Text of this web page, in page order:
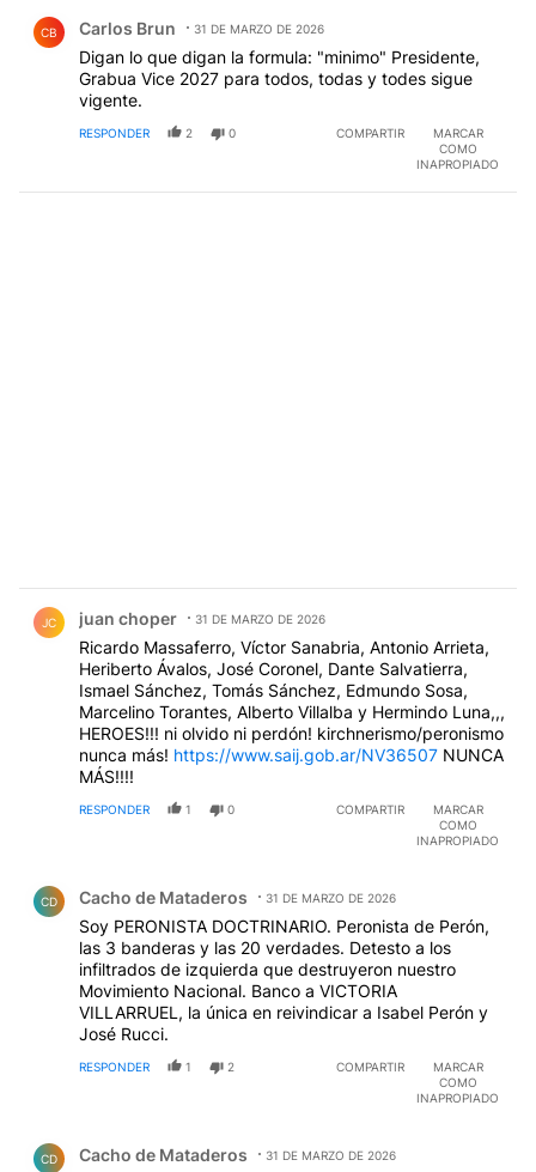
CB Carlos Brun 31 DE MARZO DE 2026
Digan lo que digan la formula: "minimo" Presidente,
Grabua Vice 2027 para todos, todas y todes sigue
vigente.
RESPONDER 2 0 COMPARTIR
MARCAR
COMO
INAPROPIADO
JC juan choper 31 DE MARZO DE 2026
Ricardo Massaferro, Víctor Sanabria, Antonio Arrieta,
Heriberto Ávalos, José Coronel, Dante Salvatierra,
Ismael Sánchez, Tomás Sánchez, Edmundo Sosa,
Marcelino Torantes, Alberto Villalba y Hermindo Luna,,,
HEROES!!! ni olvido ni perdón! kirchnerismo/peronismo
nunca más! https://www.saij.gob.ar/NV36507 NUNCA
MÁS!!!!
RESPONDER 1 0 COMPARTIR
MARCAR
COMO
INAPROPIADO
CD Cacho de Mataderos 31 DE MARZO DE 2026
Soy PERONISTA DOCTRINARIO. Peronista de Perón,
las 3 banderas y las 20 verdades. Detesto a los
infiltrados de izquierda que destruyeron nuestro
Movimiento Nacional. Banco a VICTORIA
VILLARRUEL, la única en reivindicar a Isabel Perón y
José Rucci.
RESPONDER 1 2 COMPARTIR
MARCAR
COMO
INAPROPIADO
CD Cacho de Mataderos 31 DE MARZO DE 2026